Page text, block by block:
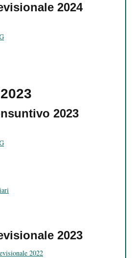
2024
2023
2023
2022